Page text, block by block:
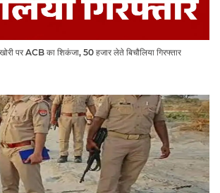
पर ACB का शिकंजा, 50 हजार लेते बिचौलिया गिरफ्तार